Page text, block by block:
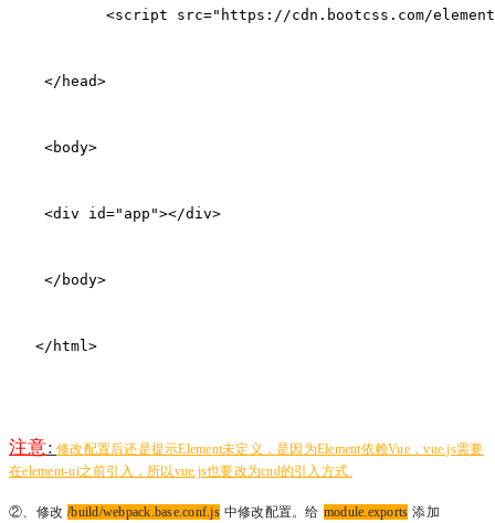
<script src="https://cdn.bootcss.com/
</head>
<body>
<div id="app"></div>
</body>
</html>
注意: 修改配置后还是提示Element未定义，是因为Element依赖Vue，vue.js需要
在element-ui之前引入，所以vue.js也要改为cnd的引入方式.
②、修改 /build/webpack.base.conf.js 中修改配置。给 module.exports 添加